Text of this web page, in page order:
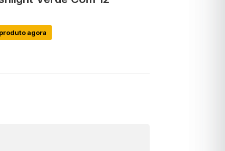
agora